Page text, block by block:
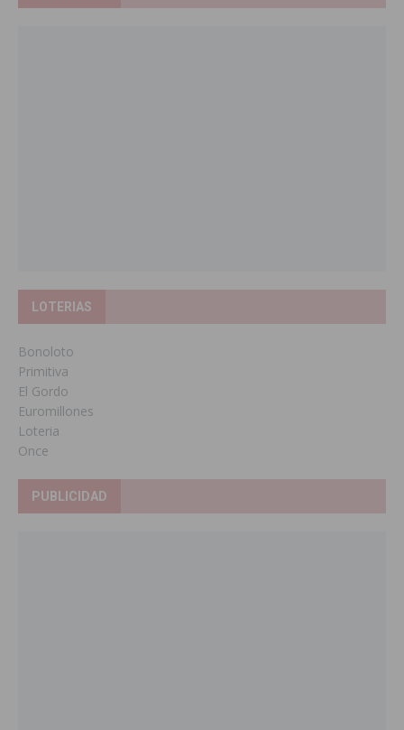
LOTERIAS
Bonoloto
Primitiva
El Gordo
Euromillones
Loteria
Once
PUBLICIDAD